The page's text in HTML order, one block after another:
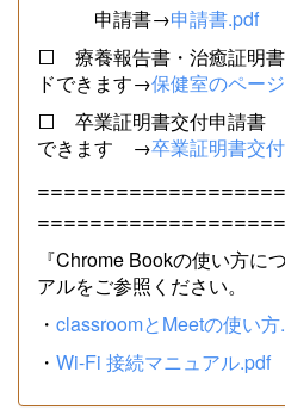
申請書→申請書.pdf
⬜ 療養報告書・治癒証明
ドできます→保健室のページ
⬜ 卒業証明書交付申請書
できます →卒業証明書交
『Chrome Bookの使い方
アルをご参照ください。
・ classroomとMeetの使い方
・ Wi-Fi 接続マニュアル.pdf